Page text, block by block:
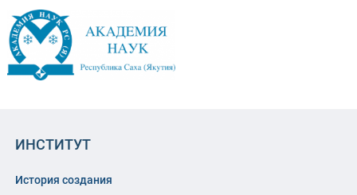
ИНСТИТУТ
История создания